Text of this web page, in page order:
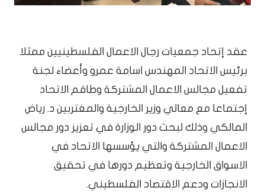
عقد إتحاد جمعيات رجال الاعمال الفلسطينيين ممثلا
برئيس الاتحاد المهندس اسامة عمرو وأعضاء لجنة
تفعيل مجالس الاعمال المشتركة وطاقم الاتحاد
إجتماعا مع معالي وزير الخارجية والمغتربين د. رياض
المالكي وذلك لبحث دور الوزارة في تعزيز دور مجالس
الاعمال المشتركة والتي يؤسسها الاتحاد في
الاسواق الخارجية وتعظيم دورها في تحقيق
الانجازات ودعم الاقتصاد الفلسطيني.